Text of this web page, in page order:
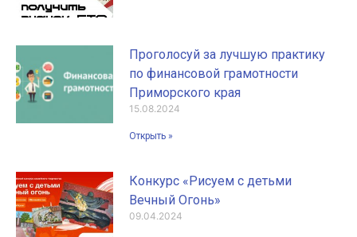
Проголосуй за лучшую практику
по финансовой грамотности
Приморского края
15.08.2024
Открыть »
Конкурс «Рисуем с детьми
Вечный Огонь»
09.04.2024